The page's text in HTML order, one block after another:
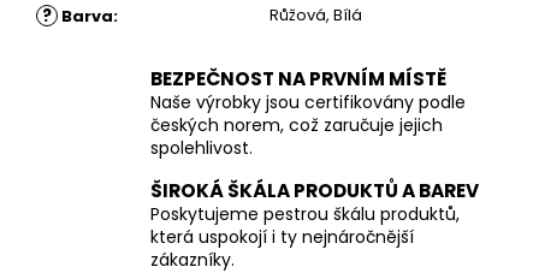
? Barva: Růžová, Bílá
BEZPEČNOST NA PRVNÍM MÍSTĚ
Naše výrobky jsou certifikovány podle
českých norem, což zaručuje jejich
spolehlivost.
ŠIROKÁ ŠKÁLA PRODUKTŮ A BAREV
Poskytujeme pestrou škálu produktů,
která uspokojí i ty nejnáročnější
zákazníky.